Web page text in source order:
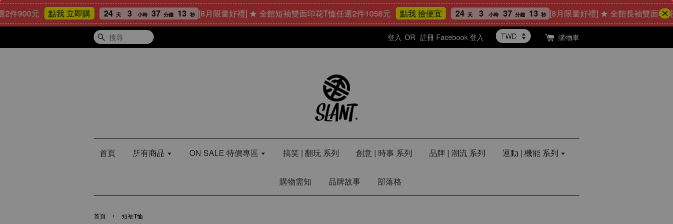
點我 立即購 24 天 小時 37 分鐘 12 秒 [8月限量好禮] ★ 全館短袖雙面印花T恤任選2件1058元 點我 撿便宜 24 天 小時 37 分鐘 12 秒 [8月限量好禮] ★ 全館長袖雙面印花T恤任選
搜尋 登入 OR 註冊 Facebook 登入 購物車
首頁 所有商品 ON SALE 特價專區 搞笑 | 翻玩 系列 創意 | 時事 系列 品牌 | 潮流 系列 運動 | 機能 系列
購物需知 品牌故事 部落格
首頁 › 短袖T恤